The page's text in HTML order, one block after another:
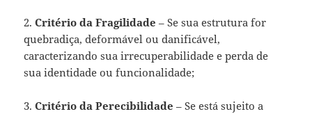
2.Critério da Fragilidade – Se sua estrutura for
quebradiça, deformável ou danificável,
caracterizando sua irrecuperabilidade e perda de
sua identidade ou funcionalidade;
3.Critério da Perecibilidade – Se está sujeito a